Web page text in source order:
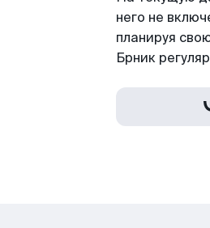
него не
планируя
Брник